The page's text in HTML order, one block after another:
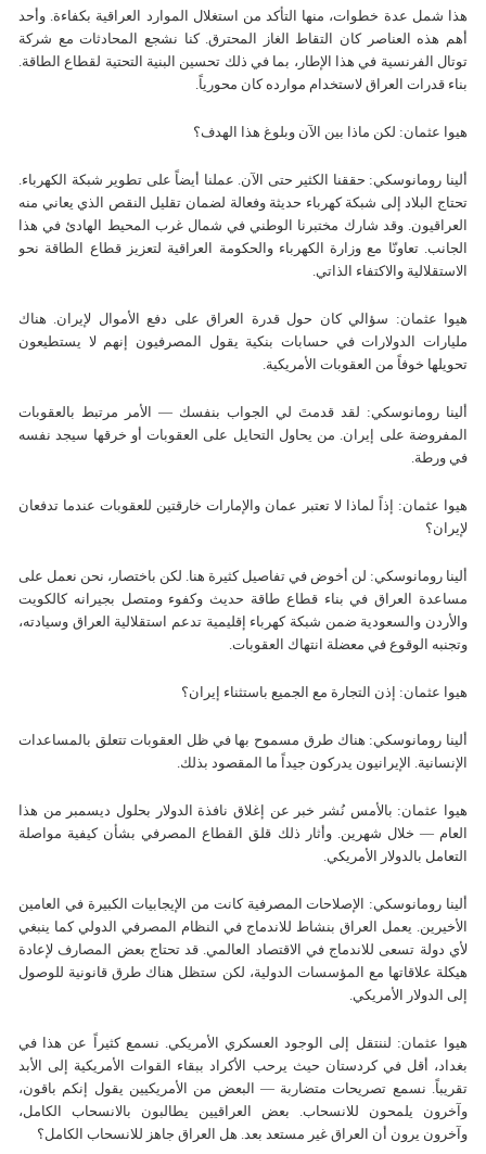
هذا شمل عدة خطوات، منها التأكد من استغلال الموارد العراقية بكفاءة. وأحد
أهم هذه العناصر كان التقاط الغاز المحترق. كنا نشجع المحادثات مع شركة
توتال الفرنسية في هذا الإطار، بما في ذلك تحسين البنية التحتية لقطاع الطاقة.
بناء قدرات العراق لاستخدام موارده كان محورياً.
هيوا عثمان: لكن ماذا بين الآن وبلوغ هذا الهدف؟
ألينا رومانوسكي: حققنا الكثير حتى الآن. عملنا أيضاً على تطوير شبكة الكهرباء.
تحتاج البلاد إلى شبكة كهرباء حديثة وفعالة لضمان تقليل النقص الذي يعاني منه
العراقيون. وقد شارك مختبرنا الوطني في شمال غرب المحيط الهادئ في هذا
الجانب. تعاونّا مع وزارة الكهرباء والحكومة العراقية لتعزيز قطاع الطاقة نحو
الاستقلالية والاكتفاء الذاتي.
هيوا عثمان: سؤالي كان حول قدرة العراق على دفع الأموال لإيران. هناك
مليارات الدولارات في حسابات بنكية يقول المصرفيون إنهم لا يستطيعون
تحويلها خوفاً من العقوبات الأمريكية.
ألينا رومانوسكي: لقد قدمتَ لي الجواب بنفسك — الأمر مرتبط بالعقوبات
المفروضة على إيران. من يحاول التحايل على العقوبات أو خرقها سيجد نفسه
في ورطة.
هيوا عثمان: إذاً لماذا لا تعتبر عمان والإمارات خارقتين للعقوبات عندما تدفعان
لإيران؟
ألينا رومانوسكي: لن أخوض في تفاصيل كثيرة هنا. لكن باختصار، نحن نعمل على
مساعدة العراق في بناء قطاع طاقة حديث وكفوء ومتصل بجيرانه كالكويت
والأردن والسعودية ضمن شبكة كهرباء إقليمية تدعم استقلالية العراق وسيادته،
وتجنبه الوقوع في معضلة انتهاك العقوبات.
هيوا عثمان: إذن التجارة مع الجميع باستثناء إيران؟
ألينا رومانوسكي: هناك طرق مسموح بها في ظل العقوبات تتعلق بالمساعدات
الإنسانية. الإيرانيون يدركون جيداً ما المقصود بذلك.
هيوا عثمان: بالأمس نُشر خبر عن إغلاق نافذة الدولار بحلول ديسمبر من هذا
العام — خلال شهرين. وأثار ذلك قلق القطاع المصرفي بشأن كيفية مواصلة
التعامل بالدولار الأمريكي.
ألينا رومانوسكي: الإصلاحات المصرفية كانت من الإيجابيات الكبيرة في العامين
الأخيرين. يعمل العراق بنشاط للاندماج في النظام المصرفي الدولي كما ينبغي
لأي دولة تسعى للاندماج في الاقتصاد العالمي. قد تحتاج بعض المصارف لإعادة
هيكلة علاقاتها مع المؤسسات الدولية، لكن ستظل هناك طرق قانونية للوصول
إلى الدولار الأمريكي.
هيوا عثمان: لننتقل إلى الوجود العسكري الأمريكي. نسمع كثيراً عن هذا في
بغداد، أقل في كردستان حيث يرحب الأكراد ببقاء القوات الأمريكية إلى الأبد
تقريباً. نسمع تصريحات متضاربة — البعض من الأمريكيين يقول إنكم باقون،
وآخرون يلمحون للانسحاب. بعض العراقيين يطالبون بالانسحاب الكامل،
وآخرون يرون أن العراق غير مستعد بعد. هل العراق جاهز للانسحاب الكامل؟